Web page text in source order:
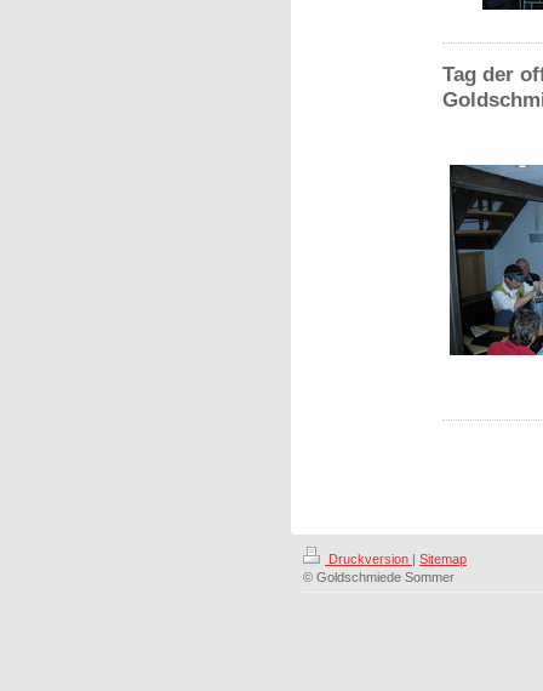
Tag der
Druckversion
Sitemap
© Goldschmiede Sommer